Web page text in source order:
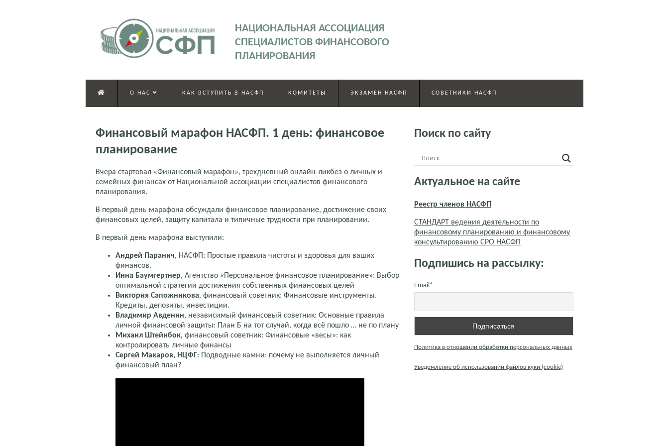
НАЦИОНАЛЬНАЯ АССОЦИАЦИЯ
СПЕЦИАЛИСТОВ ФИНАНСОВОГО
ПЛАНИРОВАНИЯ
О НАС КАК ВСТУПИТЬ В НАСФП КОМИТЕТЫ ЭКЗАМЕН НАСФП СОВЕТНИКИ НАСФП
Финансовый марафон НАСФП. 1 день: финансовое
планирование
Вчера стартовал «Финансовый марафон», трехдневный онлайн-ликбез о личных и
семейных финансах от Национальной ассоциации специалистов финансового
планирования.
В первый день марафона обсуждали финансовое планирование, достижение своих
финансовых целей, защиту капитала и типичные трудности при планировании.
В первый день марафона выступили:
Андрей Паранич, НАСФП: Простые правила чистоты и здоровья для ваших
финансов.
Инна Баумгертнер, Агентство «Персональное финансовое планирование»: Выбор
оптимальной стратегии достижения собственных финансовых целей
Виктория Сапожникова, финансовый советник: Финансовые инструменты.
Кредиты, депозиты, инвестиции.
Владимир Авденин, независимый финансовый советник: Основные правила
личной финансовой защиты: План Б на тот случай, когда всё пошло … не по плану
Михаил Штейнбок, финансовый советник: Финансовые «весы»: как
контролировать личные финансы
Сергей Макаров, НЦФГ: Подводные камни: почему не выполняется личный
финансовый план?
Поиск по сайту
Актуальное на сайте
Реестр членов НАСФП
СТАНДАРТ ведения деятельности по
финансовому планированию и финансовому
консультированию СРО НАСФП
Подпишись на рассылку:
Email*
Политика в отношении обработки персональных данных
Уведомление об использовании файлов куки (cookie)